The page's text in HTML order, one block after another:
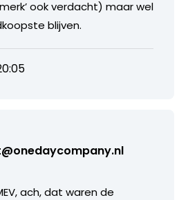
ook verdacht) maar wel
blijven.
ach, dat waren de